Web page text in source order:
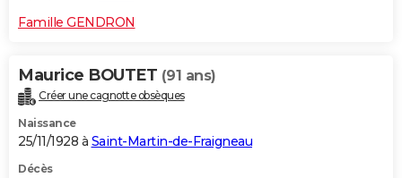
Famille GENDRON
Maurice BOUTET (91 ans)
Créer une cagnotte obsèques
Naissance
25/11/1928 à Saint-Martin-de-Fraigneau
Décès